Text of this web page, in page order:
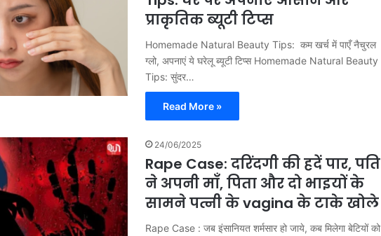
प्राकृतिक ब्यूटी टिप्स
Homemade Natural Beauty Tips: कम खर्च में पाएँ नैचुरल
ग्लो, अपनाएं ये घरेलू ब्यूटी टिप्स Homemade Natural Beauty
Tips: सुंदर…
Read More »
24/06/2025
Rape Case: दरिंदगी की हदें पार, पति
ने अपनी माँ, पिता और दो भाइयों के
सामने पत्नी के vagina के टाके खोले
Rape Case : जब इंसानियत शर्मसार हो जाये, कब मिलेगा बेटियों को